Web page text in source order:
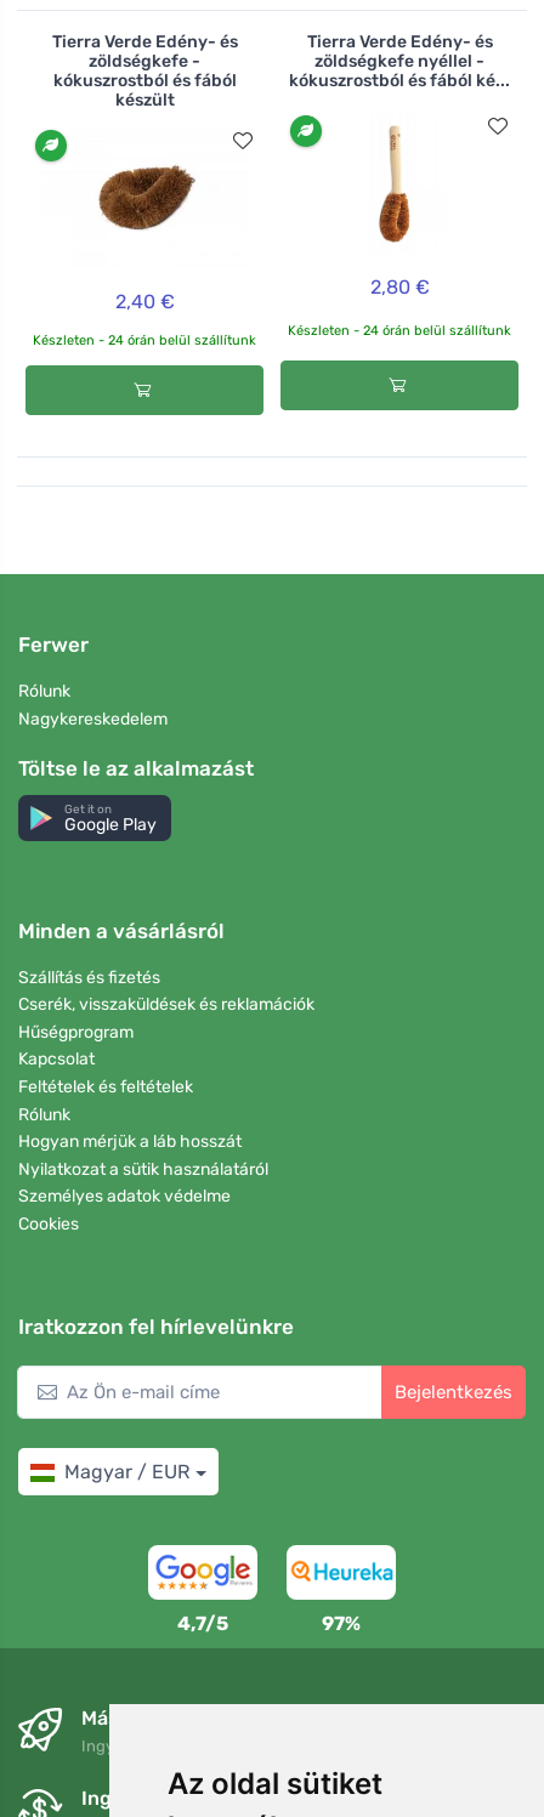
Az oldal sütiket
Tierra Verde Edény- és
zöldségkefe -
kókuszrostból és fából
készült
2,40 €
Készleten - 24 órán belül szállítunk
Tierra Verde Edény- és
zöldségkefe nyéllel -
kókuszrostból és fából ké...
2,80 €
Készleten - 24 órán belül szállítunk
Ferwer
Rólunk
Nagykereskedelem
Töltse le az alkalmazást
Get it on
Google Play
Minden a vásárlásról
Szállítás és fizetés
Cserék, visszaküldések és reklamációk
Hűségprogram
Kapcsolat
Feltételek és feltételek
Rólunk
Hogyan mérjük a láb hosszát
Nyilatkozat a sütik használatáról
Személyes adatok védelme
Cookies
Iratkozzon fel hírlevelünkre
Bejelentkezés
Magyar / EUR
4,7/5 97%
Másnapra és ingyenesen
Ingyenes szállítás a következő összeg felett: 80 EUR
Ingyenes csere és visszaküldés